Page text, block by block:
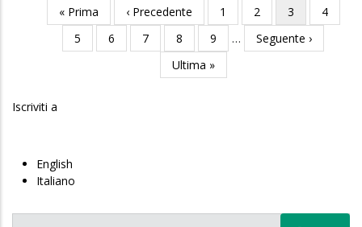
Paginazione
Prima
pagina
« Prima
Pagina
precedente
‹ Precedente Pagina
1 Pagina
2
Pagina
attuale
3 Pagina
4
Pagina
5 Pagina
6 Pagina
7 Pagina
8 Pagina
9 …
Pagina
successiva
Seguente ›
Ultima
pagina
Ultima »
Iscriviti a
English
Italiano